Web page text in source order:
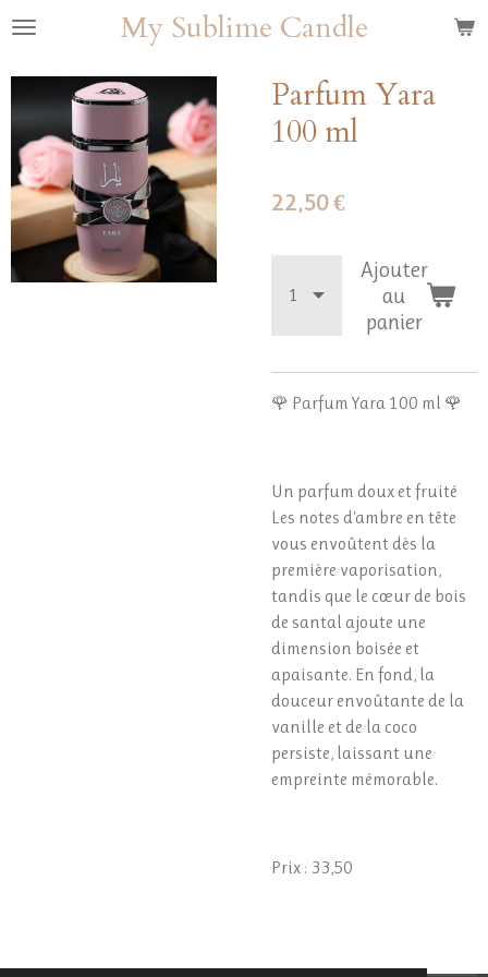
Passer
contenu
principal
My Sublime Candle
Parfum Yara
100 ml
22,50 €
Ajouter
au
panier
🌹 Parfum Yara 100 ml 🌹
Un parfum doux et fruité
Les notes d'ambre en tête
vous envoûtent dès la
première vaporisation,
tandis que le cœur de bois
de santal ajoute une
dimension boisée et
apaisante. En fond, la
douceur envoûtante de la
vanille et de la coco
persiste, laissant une
empreinte mémorable.
Prix : 33,50